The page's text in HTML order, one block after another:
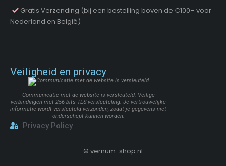
Gratis Verzending (bij een bestelling boven de €100– voor
Nederland en België)
Veiligheid en privacy
Communicatie met de website is versleuteld. Veilige
verbindingen met 256 bits TLS-versleuteling. Je vertrouwelijke
informatie wordt versleuteld verzonden, zodat je gegevens niet
onderschept kunnen worden.
Privacy Policy
© vernum-shop.nl